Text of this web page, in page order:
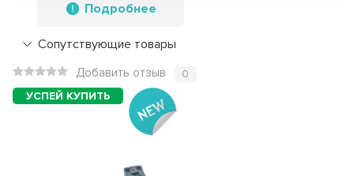
Подробнее
Сопутствующие товары
Добавить отзыв 0